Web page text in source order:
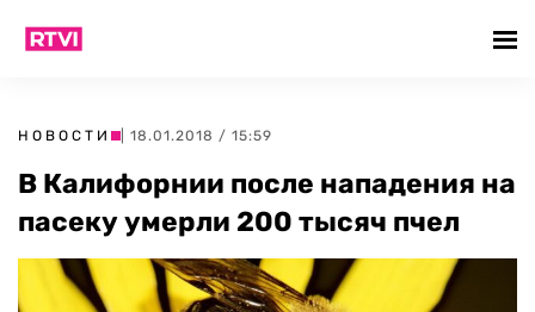
НОВОСТИ | 18.01.2018 / 15:59
В Калифорнии после нападения на
пасеку умерли 200 тысяч пчел